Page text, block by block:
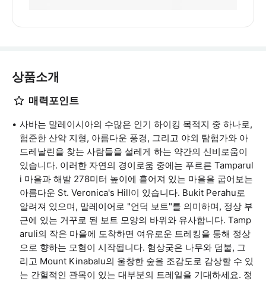
상품소개
매력포인트
사바는 말레이시아의 수많은 인기 하이킹 목적지 중 하나로,
험준한 산악 지형, 아름다운 풍경, 그리고 야외 탐험가와 아
드레날린을 찾는 사람들을 설레게 하는 약간의 신비로움이
있습니다. 이러한 자연의 경이로움 중에는 푸르른 Tamparul
i 마을과 해발 278미터 높이에 흩어져 있는 마을을 굽어보는
아름다운 St. Veronica's Hill이 있습니다. Bukit Perahu로
알려져 있으며, 말레이어로 "언덕 보트"를 의미하며, 정상 부
근에 있는 거꾸로 된 보트 모양의 바위와 유사합니다. Tamp
aruli의 작은 마을에 도착하면 여유로운 트레킹을 통해 정상
으로 향하는 모험이 시작됩니다. 험상궂은 나무와 덤불, 그
리고 Mount Kinabalu의 울창한 숲을 조감도로 감상할 수 있
는 간헐적인 관목이 있는 대부분의 트레일을 기대하세요. 정